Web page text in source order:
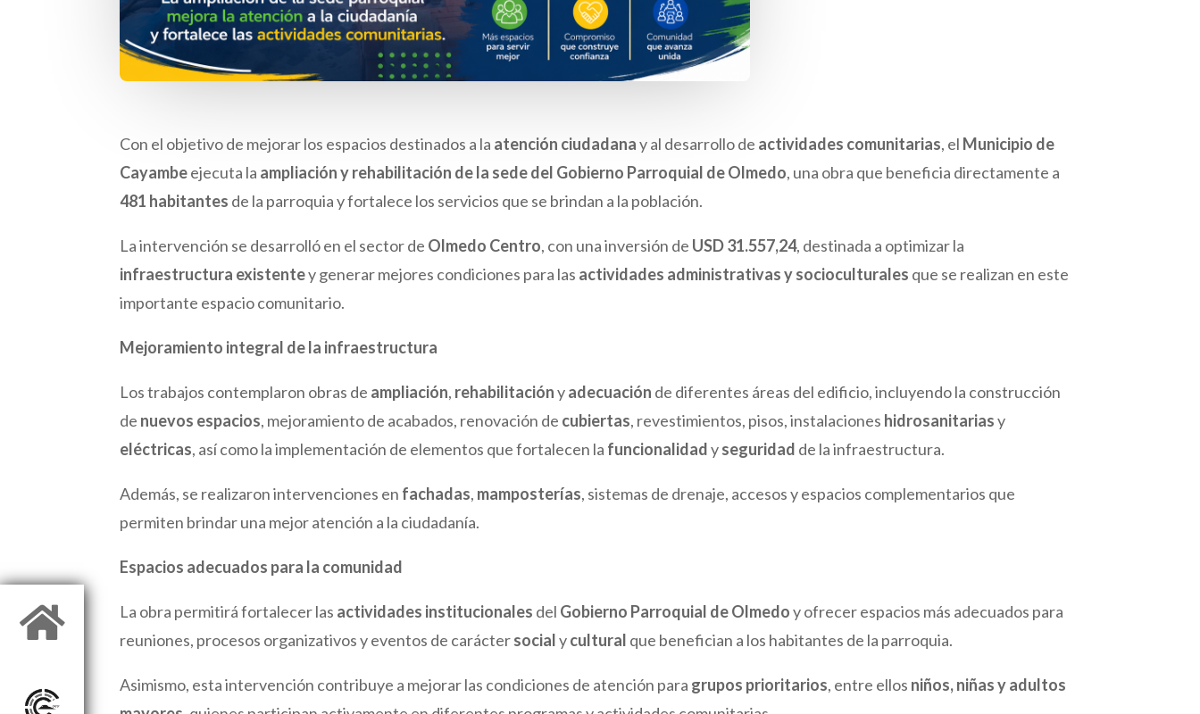

Con el objetivo de mejorar los espacios destinados a la atención ciudadanay al desarrollo de actividades comunitarias, el Municipio de
Cayambeejecuta la ampliación y rehabilitación de la sede del Gobierno Parroquial de Olmedo, una obra que beneficia directamente a
481 habitantes de la parroquia y fortalece los servicios que se brindan a la población.
La intervención se desarrolló en el sector de Olmedo Centro, con una inversión de USD 31.557,24, destinada a optimizar la
infraestructura existentey generar mejores condiciones para las actividades administrativas y socioculturales que se realizan en este
importante espacio comunitario.
Mejoramiento integral de la infraestructura
Los trabajos contemplaron obras de ampliación, rehabilitaciónyadecuación de diferentes áreas del edificio, incluyendo la construcción
de nuevos espacios, mejoramiento de acabados, renovación de cubiertas, revestimientos, pisos, instalaciones hidrosanitariasy
eléctricas, así como la implementación de elementos que fortalecen la funcionalidadyseguridad de la infraestructura.
Además, se realizaron intervenciones en fachadas, mamposterías, sistemas de drenaje, accesos y espacios complementarios que
permiten brindar una mejor atención a la ciudadanía.
Espacios adecuados para la comunidad
La obra permitirá fortalecer las actividades institucionales del Gobierno Parroquial de Olmedoy ofrecer espacios más adecuados para
reuniones, procesos organizativos y eventos de caráctersocialycultural que benefician a los habitantes de la parroquia.
Asimismo, esta intervención contribuye a mejorar las condiciones de atención para grupos prioritarios, entre ellos niños, niñas y adultos